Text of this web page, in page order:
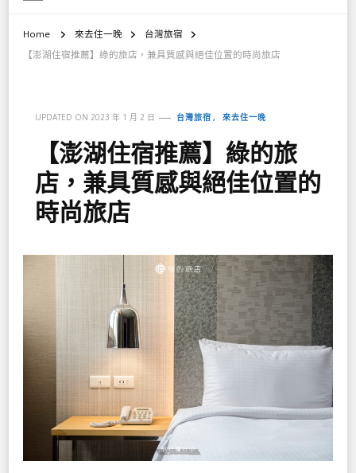
Home 來去住一晚
台灣旅宿
【澎湖住宿推薦】綠的旅店，兼具質感與絕佳位置的時尚旅店
UPDATED ON 2023 年 1 月 2 日 台灣旅宿 來去住一晚
【澎湖住宿推薦】綠的旅
店，兼具質感與絕佳位置的
時尚旅店